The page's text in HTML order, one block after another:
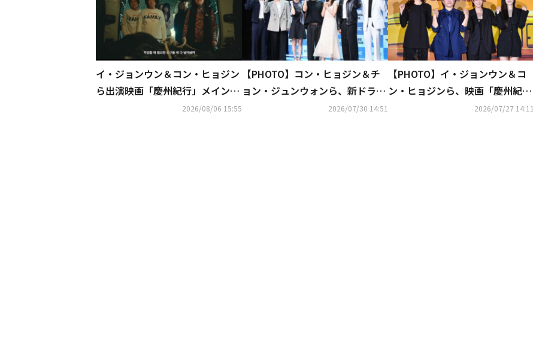
イ・ジョンウン＆コン・ヒョジン
ら出演映画「慶州紀行」メイン予
2026/08/06 15:55
【PHOTO】コン・ヒョジン＆チ
ョン・ジュンウォンら、新ドラマ
「人妻キラー」制作発表会に出席
2026/07/30 14:51
【PHOTO】イ・ジョンウン＆コ
ン・ヒョジンら、映画「慶州紀
行」制作報告会に出席2026/07/27 14:11